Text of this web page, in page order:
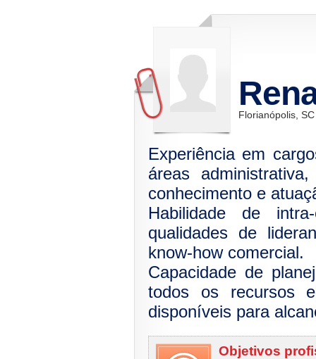
Florianópolis, SC
Experiência em
áreas
conhecimento e
Habilidade de
qualidades de
know-how comercial.
Capacidade de
todos os recursos
disponíveis para
Objetivos